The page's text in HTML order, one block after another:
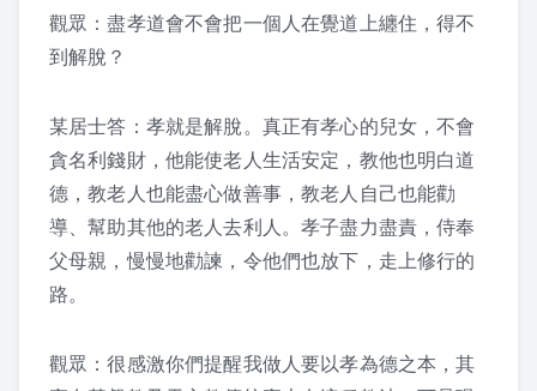
觀眾：盡孝道會不會把一個人在覺道上纏住，得不
到解脫？
某居士答：孝就是解脫。真正有孝心的兒女，不會
貪名利錢財，他能使老人生活安定，教他也明白道
德，教老人也能盡心做善事，教老人自己也能勸
導、幫助其他的老人去利人。孝子盡力盡責，侍奉
父母親，慢慢地勸諫，令他們也放下，走上修行的
路。
觀眾：很感激你們提醒我做人要以孝為德之本，其